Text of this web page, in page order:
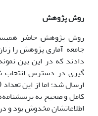
روش پژوهش
روش پژوهش حاضر
جامعه آماری پژوهش را
گیری در دسترس انتخاب
اطلاعاتشان مخدوش بود و